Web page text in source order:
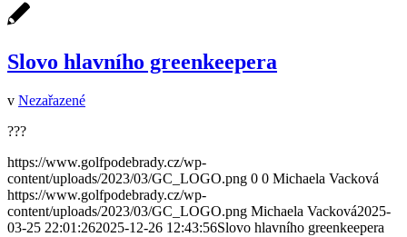
Slovo hlavního greenkeepera
v Nezařazené
???
https://www.golfpodebrady.cz/wp-
content/uploads/2023/03/GC_LOGO.png 0 0 Michaela Vacková
https://www.golfpodebrady.cz/wp-
content/uploads/2023/03/GC_LOGO.png Michaela Vacková2025-
03-25 22:01:262025-12-26 12:43:56Slovo hlavního greenkeepera